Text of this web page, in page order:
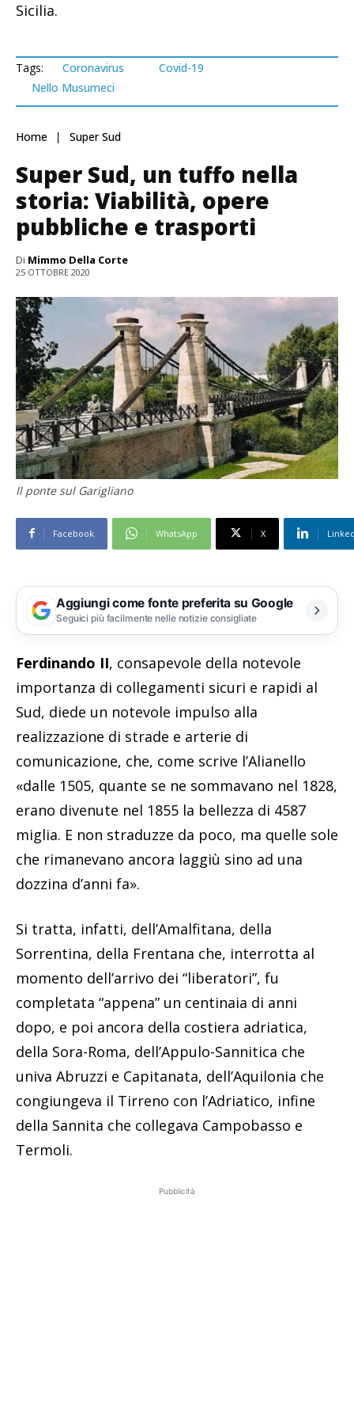
Sicilia.
Tags: Coronavirus
Covid-19
Nello Musumeci
Home Super Sud
Super Sud, un tuffo nella
storia: Viabilità, opere
pubbliche e trasporti
Di Mimmo Della Corte
25 OTTOBRE 2020
Il ponte sul Garigliano
Facebook WhatsApp X
Aggiungi come fonte preferita su Google
Seguici più facilmente nelle notizie consigliate
Ferdinando II, consapevole della notevole
importanza di collegamenti sicuri e rapidi al
Sud, diede un notevole impulso alla
realizzazione di strade e arterie di
comunicazione, che, come scrive l’Alianello
«dalle 1505, quante se ne sommavano nel 1828,
erano divenute nel 1855 la bellezza di 4587
miglia. E non straduzze da poco, ma quelle sole
che rimanevano ancora laggiù sino ad una
dozzina d’anni fa».
Si tratta, infatti, dell’Amalfitana, della
Sorrentina, della Frentana che, interrotta al
momento dell’arrivo dei “liberatori”, fu
completata “appena” un centinaia di anni
dopo, e poi ancora della costiera adriatica,
della Sora-Roma, dell’Appulo-Sannitica che
univa Abruzzi e Capitanata, dell’Aquilonia che
congiungeva il Tirreno con l’Adriatico, infine
della Sannita che collegava Campobasso e
Termoli.
Pubblicità